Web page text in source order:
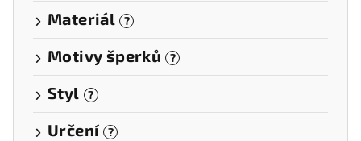
Materiál ?
Motivy šperků ?
Styl ?
Určení ?